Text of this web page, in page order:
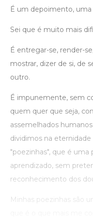
É um depoimento, uma
Sei que é muito mais
É entregar-se, render-
mostrar, dizer de si, de
outro.
É impunemente, sem
quem quer que seja,
assemelhados
dividimos na
"poezinhas", que é
aprendizado, sem
reconhecimento dos
Minhas poezinhas são